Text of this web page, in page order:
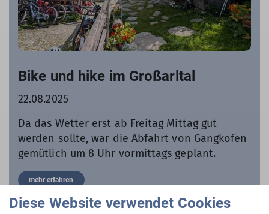
Bike und hike im Großarltal
22.08.2025
Da das Wetter erst ab Freitag Mittag gut
werden sollte, war die Abfahrt von Gangkofen
gemütlich um 8 Uhr vormittags geplant.
mehr erfahren
Diese Website verwendet Cookies